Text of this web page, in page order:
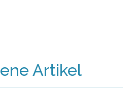
Artikel